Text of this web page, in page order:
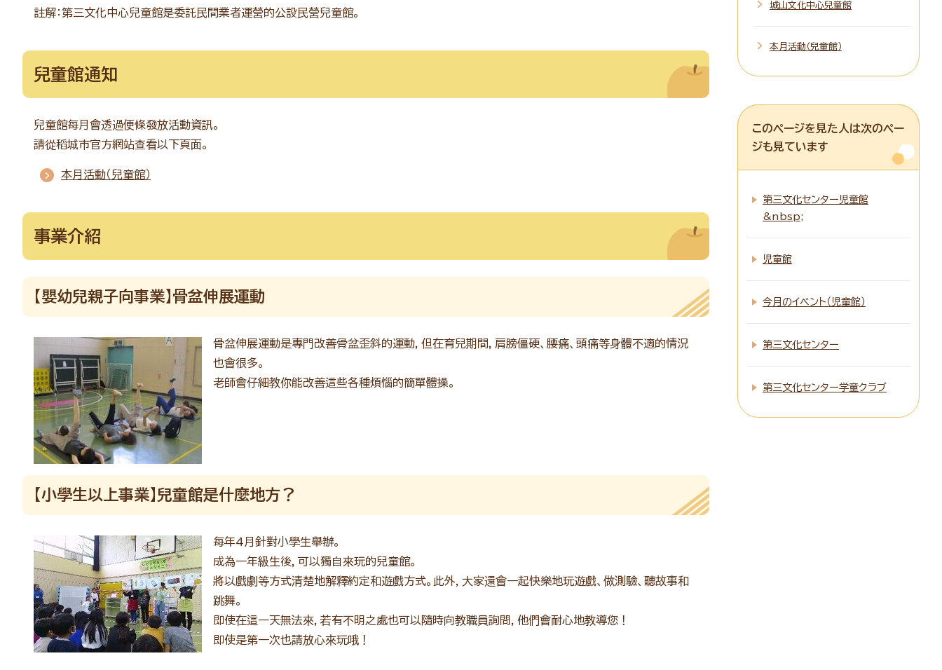
註解：第三文化中心兒童館是委託民間業者運營的公設民營兒童館。
兒童館通知
兒童館每月會透過便條發放活動資訊。
請從稻城市官方網站查看以下頁面。
本月活動（兒童館）
事業介紹
【嬰幼兒親子向事業】骨盆伸展運動
骨盆伸展運動是專門改善骨盆歪斜的運動，但在育兒期間，肩膀僵硬、腰痛、頭痛等身體不適的情況
也會很多。
老師會仔細教你能改善這些各種煩惱的簡單體操。
【小學生以上事業】兒童館是什麼地方？
每年4月針對小學生舉辦。
成為一年級生後，可以獨自來玩的兒童館。
將以戲劇等方式清楚地解釋約定和遊戲方式。此外，大家還會一起快樂地玩遊戲、做測驗、聽故事和
跳舞。
即使在這一天無法來，若有不明之處也可以隨時向教職員詢問，他們會耐心地教導您！
即使是第一次也請放心來玩哦！
城山文化中心兒童館
本月活動（兒童館）
このページを見た人は次のペー
ジも見ています
第三文化センター児童館
&nbsp;
児童館
今月のイベント（児童館）
第三文化センター
第三文化センター学童クラブ